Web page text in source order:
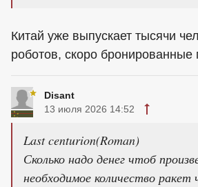
Китай уже выпускает тысячи
роботов, скоро бронированные
Disant
13 июля 2026 14:52
Last centurion(Roman)
Сколько надо денег чтоб
необходимое количество